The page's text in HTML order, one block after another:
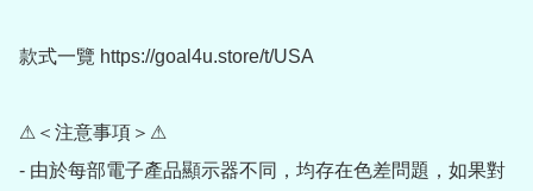
款式一覽 https://goal4u.store/t/USA
⚠＜注意事項＞⚠
- 由於每部電子產品顯示器不同，均存在色差問題，如果對